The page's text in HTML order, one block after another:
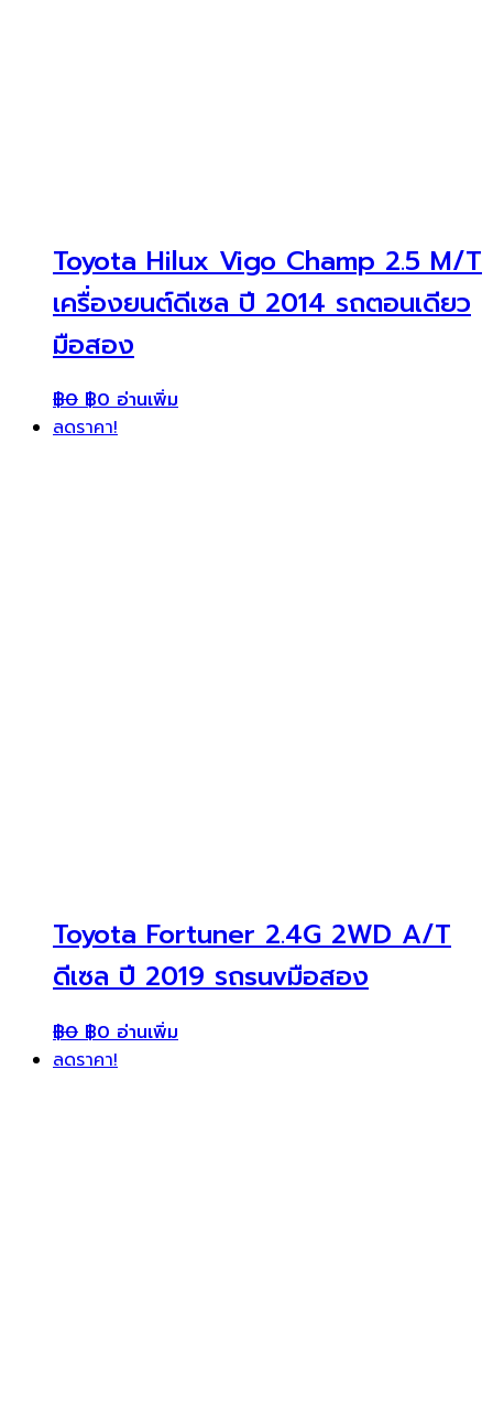
Toyota Hilux Vigo Champ 2.5 M/T
เครื่องยนต์ดีเซล ปี 2014 รถตอนเดียว
มือสอง
฿0 ฿0 อ่านเพิ่ม
ลดราคา!
Toyota Fortuner 2.4G 2WD A/T
ดีเซล ปี 2019 รถsuvมือสอง
฿0 ฿0 อ่านเพิ่ม
ลดราคา!